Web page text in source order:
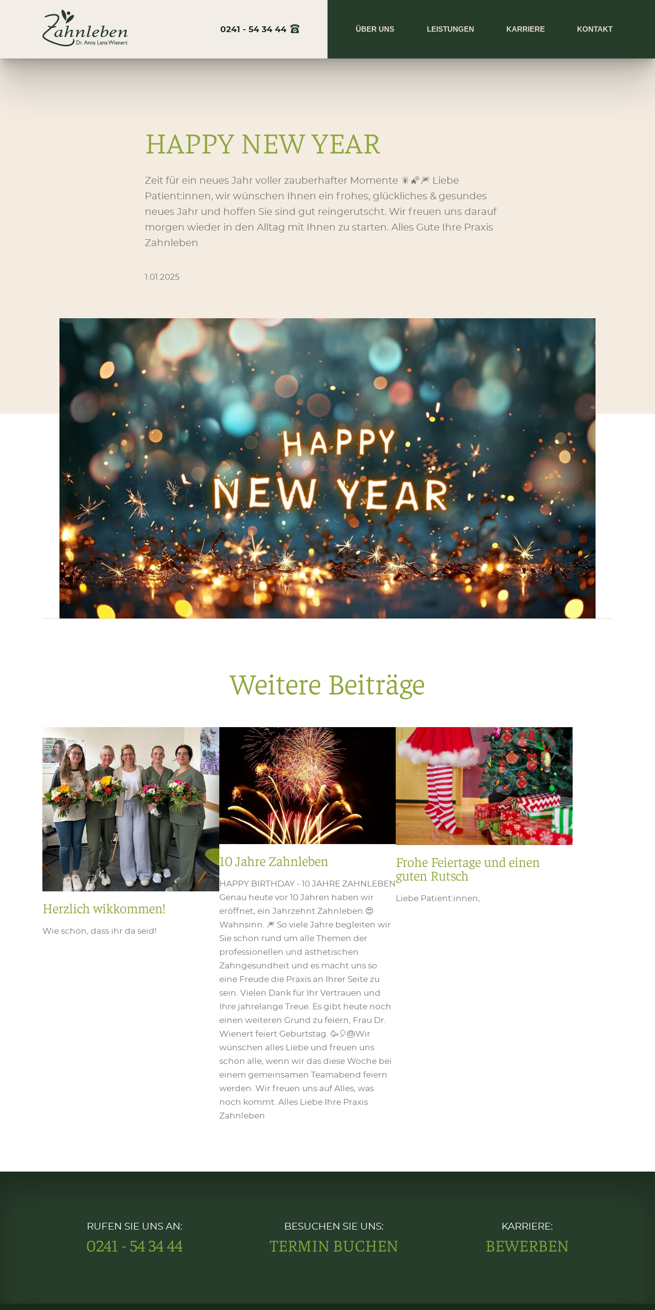
0241 - 54 34 44 ÜBER UNS LEISTUNGEN KARRIERE KONTAKT
HAPPY NEW YEAR
Zeit für ein neues Jahr voller zauberhafter Momente 🎇🌠🎆 Liebe
Patient:innen, wir wünschen Ihnen ein frohes, glückliches & gesundes
neues Jahr und hoffen Sie sind gut reingerutscht. Wir freuen uns darauf
morgen wieder in den Alltag mit Ihnen zu starten. Alles Gute Ihre Praxis
Zahnleben
1.01.2025
Weitere Beiträge
Herzlich wikkommen!
Wie schön, dass ihr da seid!
10 Jahre Zahnleben
HAPPY BIRTHDAY - 10 JAHRE ZAHNLEBEN
Genau heute vor 10 Jahren haben wir
eröffnet, ein Jahrzehnt Zahnleben.😍
Wahnsinn. 🎆 So viele Jahre begleiten wir
Sie schon rund um alle Themen der
professionellen und ästhetischen
Zahngesundheit und es macht uns so
eine Freude die Praxis an Ihrer Seite zu
sein. Vielen Dank für Ihr Vertrauen und
Ihre jahrelange Treue. Es gibt heute noch
einen weiteren Grund zu feiern, Frau Dr.
Wienert feiert Geburtstag. 🥳🎈🎂Wir
wünschen alles Liebe und freuen uns
schon alle, wenn wir das diese Woche bei
einem gemeinsamen Teamabend feiern
werden. Wir freuen uns auf Alles, was
noch kommt. Alles Liebe Ihre Praxis
Zahnleben
Frohe Feiertage und einen
guten Rutsch
Liebe Patient:innen,
RUFEN SIE UNS AN:
0241 - 54 34 44
BESUCHEN SIE UNS:
TERMIN BUCHEN
KARRIERE:
BEWERBEN